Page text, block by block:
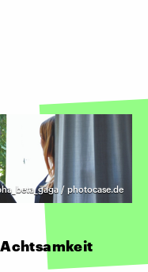
/ photocase.de